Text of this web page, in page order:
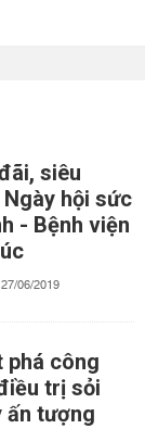
siêu
hội sức
- Bệnh viện
06/2019
phá công
trị sỏi
ấn tượng